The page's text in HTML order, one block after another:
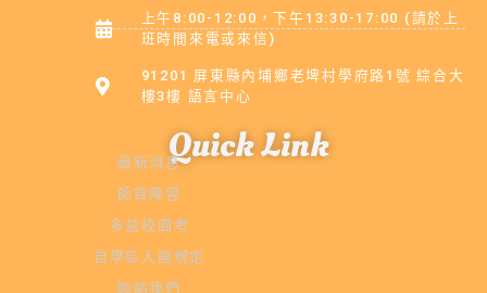
上午8:00-12:00，下午13:30-17:00 (請於上
班時間來電或來信)
91201 屏東縣內埔鄉老埤村學府路1號 綜合大
樓3樓 語言中心
Quick Link
最新消息
師資陣容
多益校園考
自學區入館規定
聯絡我們